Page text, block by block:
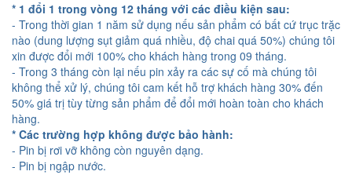
* 1 đổi 1 trong vòng 12 tháng với các điều kiện sau:
- Trong thời gian 1 năm sử dụng nếu sản phẩm có bất cứ trục trặc
nào (dung lượng sụt giảm quá nhiều, độ chai quá 50%) chúng tôi
xin được đổi mới 100% cho khách hàng trong 09 tháng.
- Trong 3 tháng còn lại nếu pin xảy ra các sự cố mà chúng tôi
không thể xử lý, chúng tôi cam kết hỗ trợ khách hàng 30% đến
50% giá trị tùy từng sản phẩm để đổi mới hoàn toàn cho khách
hàng.
* Các trường hợp không được bảo hành:
- Pin bị rơi vỡ không còn nguyên dạng.
- Pin bị ngập nước.